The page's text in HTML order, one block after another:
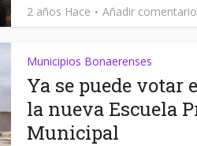
2 años Hace Añadir comentario
Municipios Bonaerenses
Ya se puede votar
la nueva Escuela
Municipal